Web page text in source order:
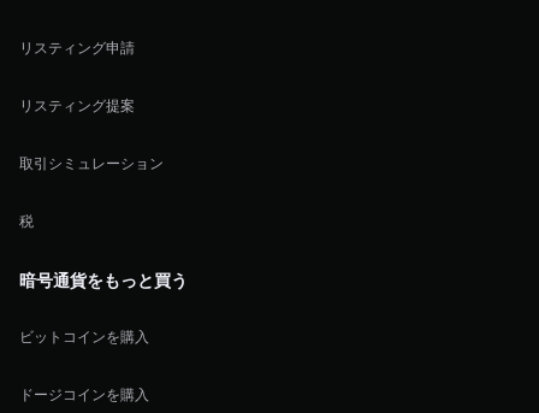
リスティング申請
リスティング提案
取引シミュレーション
税
暗号通貨をもっと買う
ビットコインを購入
ドージコインを購入